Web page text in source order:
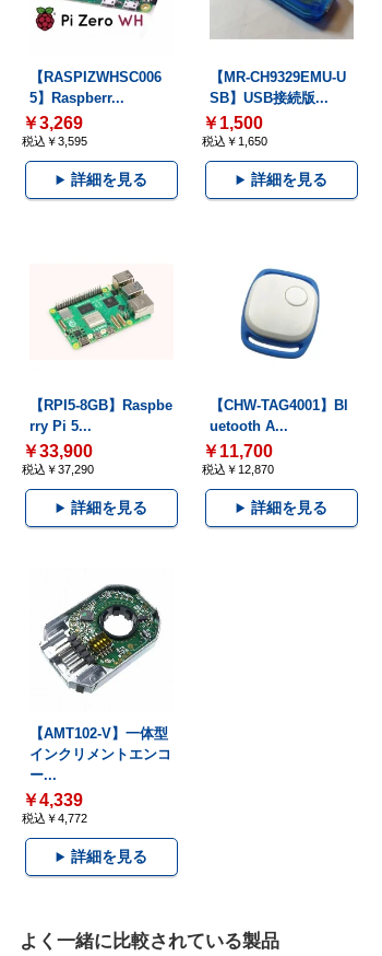
【RASPIZWHSC006
5】Raspberr...
￥3,269
税込￥3,595
詳細を見る
【MR-CH9329EMU-U
SB】USB接続版...
￥1,500
税込￥1,650
詳細を見る
【RPI5-8GB】Raspbe
rry Pi 5...
￥33,900
税込￥37,290
詳細を見る
【CHW-TAG4001】Bl
uetooth A...
￥11,700
税込￥12,870
詳細を見る
【AMT102-V】一体型
インクリメントエンコ
ー...
￥4,339
税込￥4,772
詳細を見る
よく一緒に比較されている製品